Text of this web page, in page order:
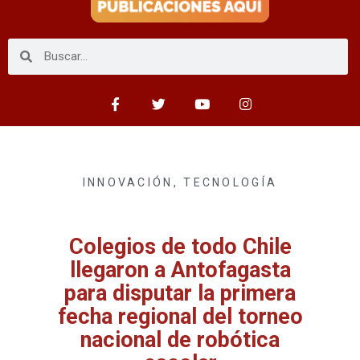
INNOVACIÓN ,TECNOLOGÍA
Colegios de todo Chile
llegaron a Antofagasta
para disputar la primera
fecha regional del torneo
nacional de robótica